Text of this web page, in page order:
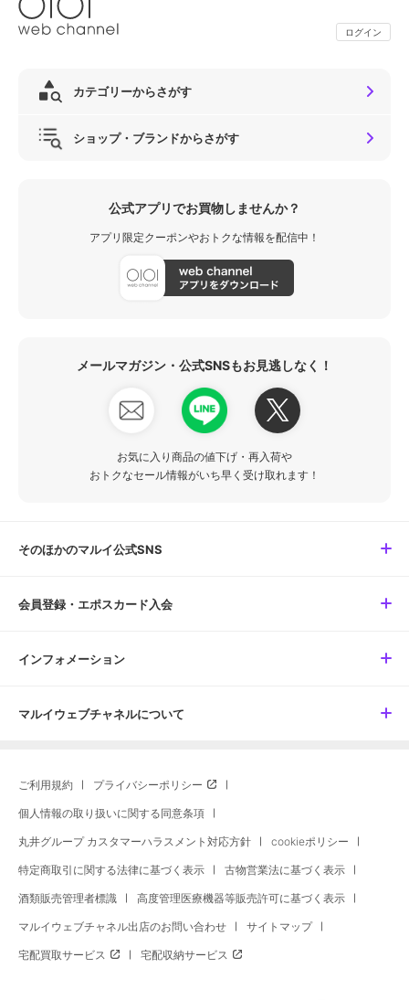
ログイン
カテゴリーからさがす
ショップ・ブランドからさがす
公式アプリでお買物しませんか？
アプリ限定クーポンやおトクな情報を配信中！
メールマガジン・公式SNSもお見逃しなく！
お気に入り商品の値下げ・再入荷や
おトクなセール情報がいち早く受け取れます！
そのほかのマルイ公式SNS
会員登録・エポスカード入会
インフォメーション
マルイウェブチャネルについて
ご利用規約 プライバシーポリシー
個人情報の取り扱いに関する同意条項
丸井グループ カスタマーハラスメント対応方針 cookieポリシー
特定商取引に関する法律に基づく表示 古物営業法に基づく表示
酒類販売管理者標識 高度管理医療機器等販売許可に基づく表示
マルイウェブチャネル出店のお問い合わせ サイトマップ
宅配買取サービス 宅配収納サービス